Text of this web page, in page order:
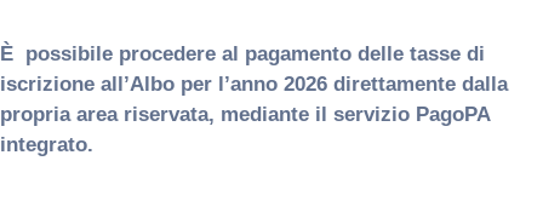
È possibile procedere al pagamento delle tasse di
iscrizione all’Albo per l’anno 2026 direttamente dalla
propria area riservata, mediante il servizio PagoPA
integrato.